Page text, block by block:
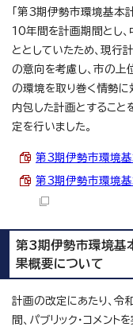
「第3期伊勢市環境基本
10年間を計画期間とし
ととしていたため、現行
の意向を考慮し、市の
の環境を取り巻く情勢
内包した計画とすること
定を行いました。
第3期伊勢市環境
第3期伊勢市環境
第3期伊勢市環境基本
果概要について
計画の改定にあたり、
間、パブリック・コメント